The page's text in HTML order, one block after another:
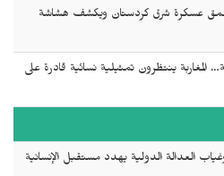
يعمق عسكرة شرق كردستان ويكشف هشاشة
المغاربة ينتظرون تمثيلية نسائية قادرة على
العدالة الدولية يهدد مستقبل الإنسانية